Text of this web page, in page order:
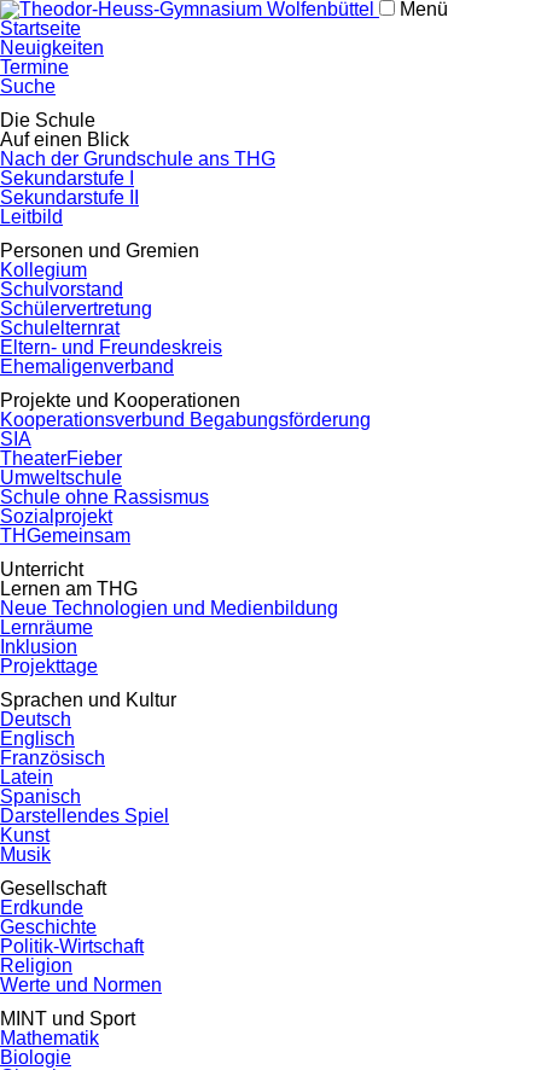
Menü
Navigation
überspringen
Startseite
Neuigkeiten
Termine
Suche
Navigation
überspringen
Die Schule
Auf einen Blick
Nach der Grundschule ans THG
Sekundarstufe I
Sekundarstufe II
Leitbild
Personen und Gremien
Kollegium
Schulvorstand
Schülervertretung
Schulelternrat
Eltern- und Freundeskreis
Ehemaligenverband
Projekte und Kooperationen
Kooperationsverbund Begabungsförderung
SIA
TheaterFieber
Umweltschule
Schule ohne Rassismus
Sozialprojekt
THGemeinsam
Unterricht
Lernen am THG
Neue Technologien und Medienbildung
Lernräume
Inklusion
Projekttage
Sprachen und Kultur
Deutsch
Englisch
Französisch
Latein
Spanisch
Darstellendes Spiel
Kunst
Musik
Gesellschaft
Erdkunde
Geschichte
Politik-Wirtschaft
Religion
Werte und Normen
MINT und Sport
Mathematik
Biologie